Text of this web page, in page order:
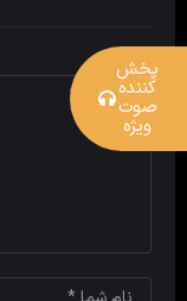
پخش
کننده
صوت
ویژه